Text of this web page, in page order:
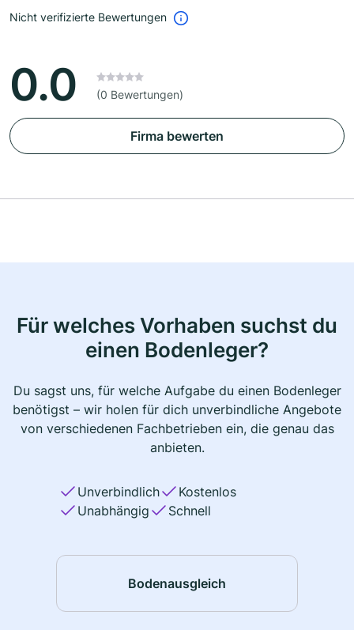
Nicht verifizierte Bewertungen
0.0 (0 Bewertungen)
Firma bewerten
Für welches Vorhaben suchst du
einen Bodenleger?
Du sagst uns, für welche Aufgabe du einen Bodenleger
benötigst – wir holen für dich unverbindliche Angebote
von verschiedenen Fachbetrieben ein, die genau das
anbieten.
Unverbindlich
Kostenlos
Unabhängig
Schnell
Bodenausgleich